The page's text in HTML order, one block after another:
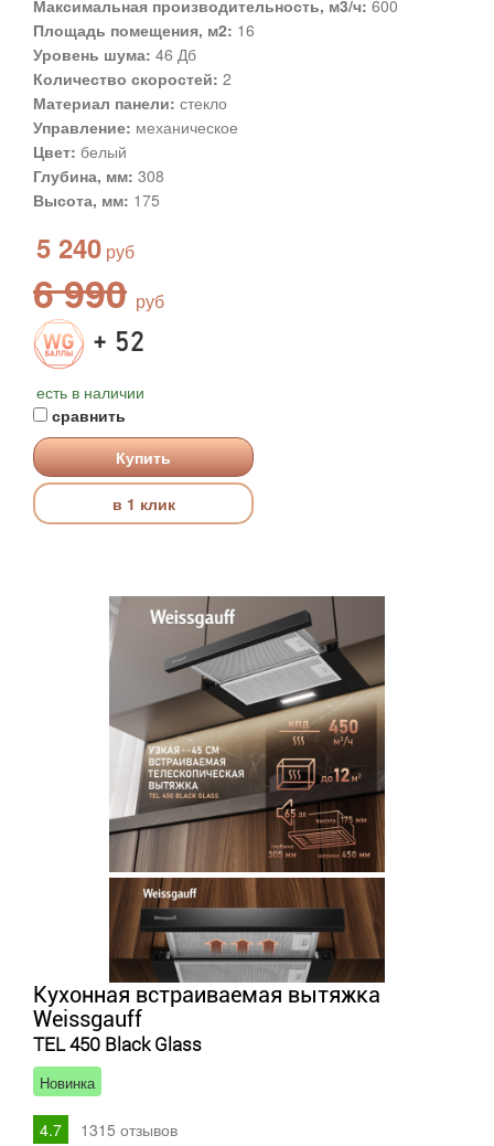
Максимальная производительность, м3/ч: 600
Площадь помещения, м2: 16
Уровень шума: 46 Дб
Количество скоростей: 2
Материал панели: стекло
Управление: механическое
Цвет: белый
Глубина, мм: 308
Высота, мм: 175
5 240
6 990
+ 52
есть в наличии
сравнить
Купить
в 1 клик
Кухонная встраиваемая вытяжка
Weissgauff
TEL 450 Black Glass
Новинка
4.7 1315 отзывов